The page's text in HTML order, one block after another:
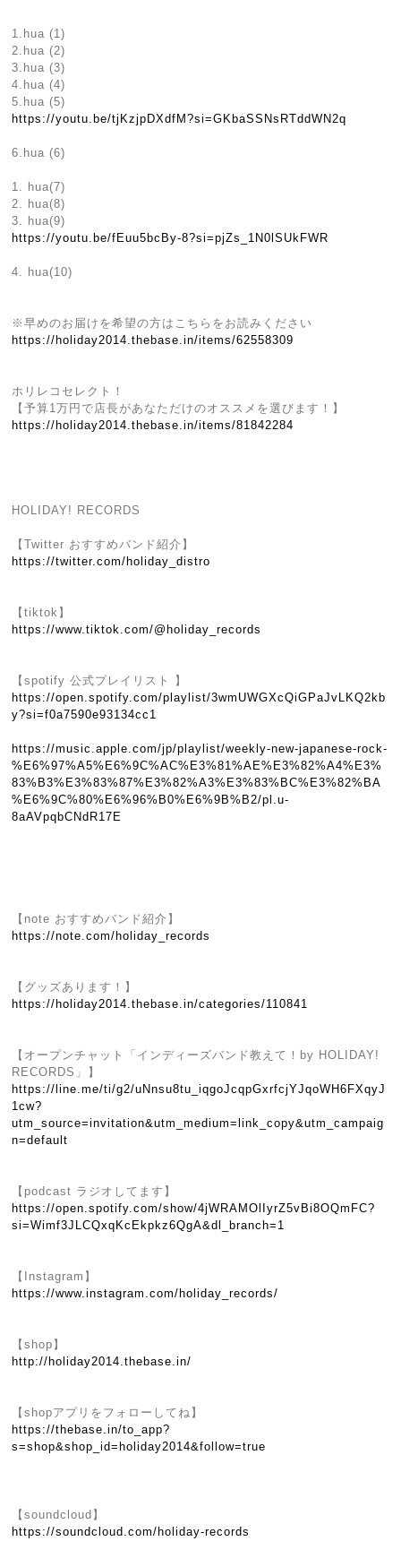
1.hua (1)
2.hua (2)
3.hua (3)
4.hua (4)
5.hua (5)
https://youtu.be/tjKzjpDXdfM?si=GKbaSSNsRTddWN2q
6.hua (6)
1. hua(7)
2. hua(8)
3. hua(9)
https://youtu.be/fEuu5bcBy-8?si=pjZs_1N0lSUkFWR
4. hua(10)
※早めのお届けを希望の方はこちらをお読みください
https://holiday2014.thebase.in/items/62558309
ホリレコセレクト！
【予算1万円で店長があなただけのオススメを選びます！】
https://holiday2014.thebase.in/items/81842284
HOLIDAY! RECORDS
【Twitter おすすめバンド紹介】
https://twitter.com/holiday_distro
【tiktok】
https://www.tiktok.com/@holiday_records
【spotify 公式プレイリスト 】
https://open.spotify.com/playlist/3wmUWGXcQiGPaJvLKQ2kb
y?si=f0a7590e93134cc1
https://music.apple.com/jp/playlist/weekly-new-japanese-rock-
%E6%97%A5%E6%9C%AC%E3%81%AE%E3%82%A4%E3%
83%B3%E3%83%87%E3%82%A3%E3%83%BC%E3%82%BA
%E6%9C%80%E6%96%B0%E6%9B%B2/pl.u-
8aAVpqbCNdR17E
【note おすすめバンド紹介】
https://note.com/holiday_records
【グッズあります！】
https://holiday2014.thebase.in/categories/110841
【オープンチャット「インディーズバンド教えて！by HOLIDAY!
RECORDS」】
https://line.me/ti/g2/uNnsu8tu_iqgoJcqpGxrfcjYJqoWH6FXqyJ
1cw?
utm_source=invitation&utm_medium=link_copy&utm_campaig
n=default
【podcast ラジオしてます】
https://open.spotify.com/show/4jWRAMOlIyrZ5vBi8OQmFC?
si=Wimf3JLCQxqKcEkpkz6QgA&dl_branch=1
【Instagram】
https://www.instagram.com/holiday_records/
【shop】
http://holiday2014.thebase.in/
【shopアプリをフォローしてね】
https://thebase.in/to_app?
s=shop&shop_id=holiday2014&follow=true
【soundcloud】
https://soundcloud.com/holiday-records